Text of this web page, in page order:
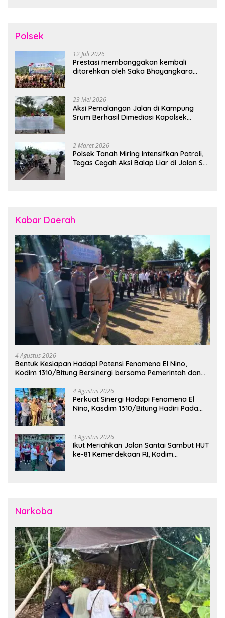
Polsek
12 Juli 2026
Prestasi membanggakan kembali
ditorehkan oleh Saka Bhayangkara
23 Mei 2026
Aksi Pemalangan Jalan di Kampung
Srum Berhasil Dimediasi Kapolsek
2 Maret 2026
Polsek Tanah Miring Intensifkan Patroli,
Tegas Cegah Aksi Balap Liar di Jalan SP
Kabar Daerah
4 Agustus 2026
Bentuk Kesiapan Hadapi Potensi Fenomena El Nino,
Kodim 1310/Bitung Bersinergi bersama Pemerintah dan
Bencana
4 Agustus 2026
Perkuat Sinergi Hadapi Fenomena El
Nino, Kasdim 1310/Bitung Hadiri Pada
3 Agustus 2026
Ikut Meriahkan Jalan Santai Sambut HUT
ke-81 Kemerdekaan RI, Kodim
Narkoba